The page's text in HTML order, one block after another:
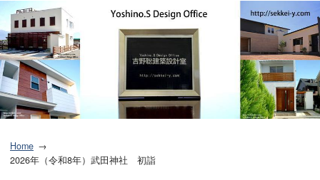
Home
2026年（令和8年）武田神社 初詣